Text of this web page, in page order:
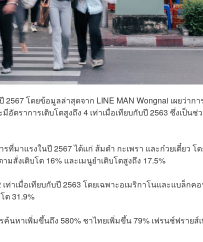
2567 โดยข้อมูลล่าสุดจาก LINE MAN Wongnai เผยว่ากา
ตราการเติบโตสูงถึง 4 เท่าเมื่อเทียบกับปี 2563 ซึ่งเป็นช่
มาแรงในปี 2567 ได้แก่ ส้มตำ กะเพรา และก๋วยเตี๋ยว โ
สั่งเติบโต 16% และเมนูยำเติบโตสูงถึง 17.5%
ท่าเมื่อเทียบกับปี 2563 โดยเฉพาะอเมริกาโนและแบล็กค
ต 31.9%
นหาเพิ่มขึ้นถึง 580% ชาไทยเพิ่มขึ้น 79% เฟรนช์ฟรายส์